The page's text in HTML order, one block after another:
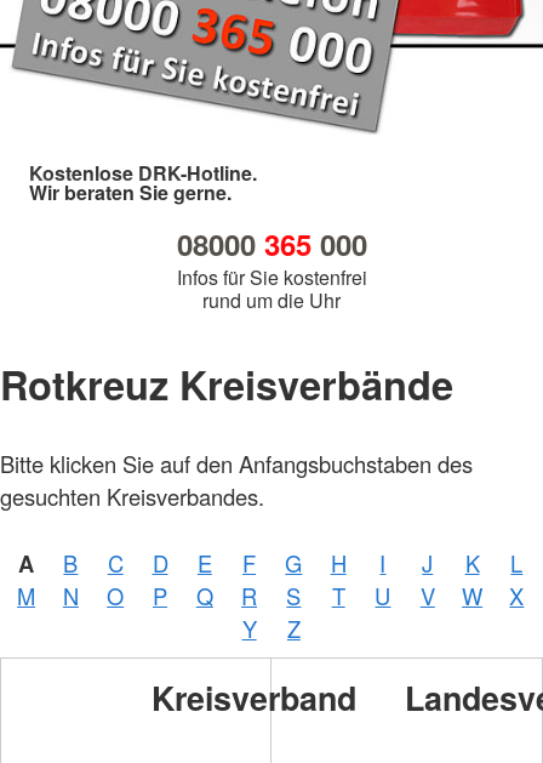
Kostenlose DRK-Hotline.
Wir beraten Sie gerne.
08000 365000
Infos für Sie kostenfrei
rund um die Uhr
Rotkreuz Kreisverbände
Bitte klicken Sie auf den Anfangsbuchstaben des
gesuchten Kreisverbandes.
A B C D E F G H I J K
L
M
N O P Q R S T U V W
X
Y
Z
Kreisverband